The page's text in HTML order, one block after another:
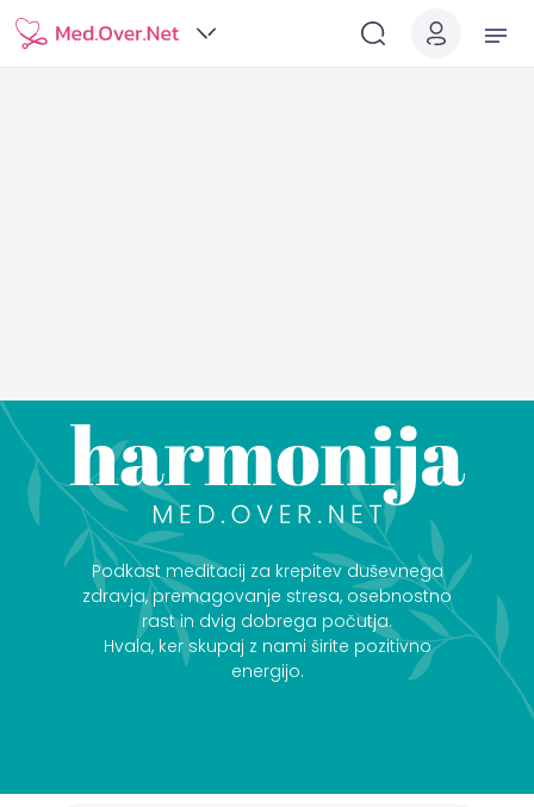
Podkast meditacij za krepitev duševnega
zdravja, premagovanje stresa, osebnostno
rast in dvig dobrega počutja.
Hvala, ker skupaj z nami širite pozitivno
energijo.